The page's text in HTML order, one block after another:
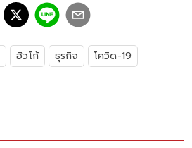
ฮิวโก้ ธุรกิจ
โควิด-19